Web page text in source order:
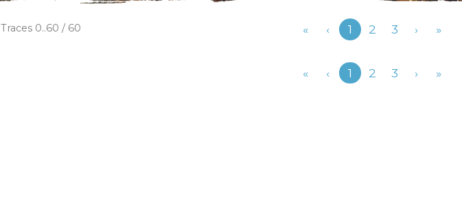
Traces 0..60 / 60 « ‹Précédent
1 2 3 › »
« ‹Précédent
1 2 3 › »